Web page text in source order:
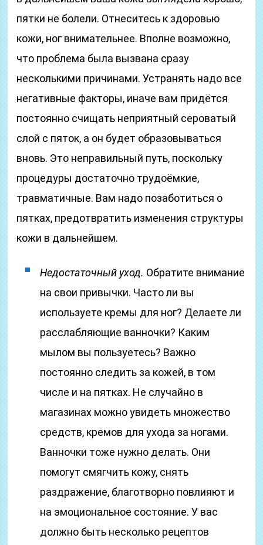
пятки не болели. Отнеситесь к здоровью
кожи, ног внимательнее. Вполне возможно,
что проблема была вызвана сразу
несколькими причинами. Устранять надо все
негативные факторы, иначе вам придётся
постоянно счищать неприятный сероватый
слой с пяток, а он будет образовываться
вновь. Это неправильный путь, поскольку
процедуры достаточно трудоёмкие,
травматичные. Вам надо позаботиться о
пятках, предотвратить изменения структуры
кожи в дальнейшем.
Недостаточный уход. Обратите внимание
на свои привычки. Часто ли вы
используете кремы для ног? Делаете ли
расслабляющие ванночки? Каким
мылом вы пользуетесь? Важно
постоянно следить за кожей, в том
числе и на пятках. Не случайно в
магазинах можно увидеть множество
средств, кремов для ухода за ногами.
Ванночки тоже нужно делать. Они
помогут смягчить кожу, снять
раздражение, благотворно повлияют и
на эмоциональное состояние. У вас
должно быть несколько рецептов